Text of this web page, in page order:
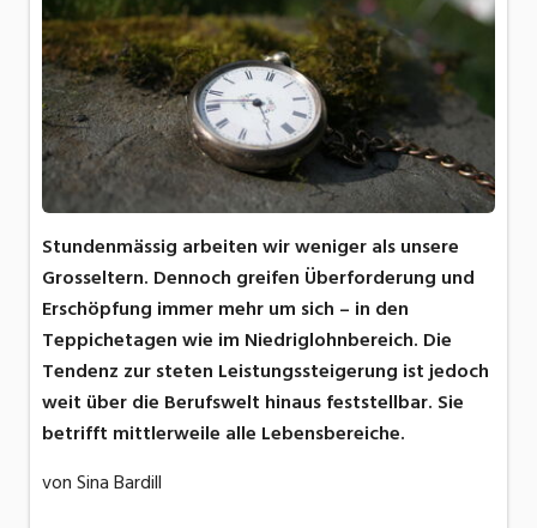
Stundenmässig arbeiten wir weniger als unsere
Grosseltern. Dennoch greifen Überforderung und
Erschöpfung immer mehr um sich – in den
Teppichetagen wie im Niedriglohnbereich. Die
Tendenz zur steten Leistungssteigerung ist jedoch
weit über die Berufswelt hinaus feststellbar. Sie
betrifft mittlerweile alle Lebensbereiche.
von Sina Bardill